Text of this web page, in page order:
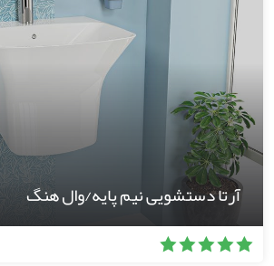
آرتا دستشویی نیم پایه/وال هنگ